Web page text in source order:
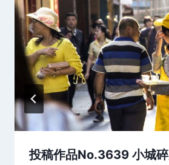
投稿作品No.3639 小城